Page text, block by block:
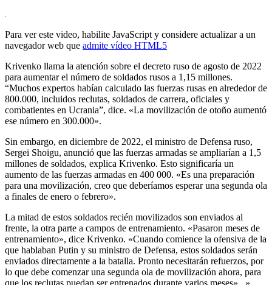
Para ver este video, habilite JavaScript y considere actualizar a un
navegador web que admite vídeo HTML5
Krivenko llama la atención sobre el decreto ruso de agosto de 2022
para aumentar el número de soldados rusos a 1,15 millones.
“Muchos expertos habían calculado las fuerzas rusas en alrededor de
800.000, incluidos reclutas, soldados de carrera, oficiales y
combatientes en Ucrania”, dice. «La movilización de otoño aumentó
ese número en 300.000».
Sin embargo, en diciembre de 2022, el ministro de Defensa ruso,
Sergei Shoigu, anunció que las fuerzas armadas se ampliarían a 1,5
millones de soldados, explica Krivenko. Esto significaría un
aumento de las fuerzas armadas en 400 000. «Es una preparación
para una movilización, creo que deberíamos esperar una segunda ola
a finales de enero o febrero».
La mitad de estos soldados recién movilizados son enviados al
frente, la otra parte a campos de entrenamiento. «Pasaron meses de
entrenamiento», dice Krivenko. «Cuando comience la ofensiva de la
que hablaban Putin y su ministro de Defensa, estos soldados serán
enviados directamente a la batalla. Pronto necesitarán refuerzos, por
lo que debe comenzar una segunda ola de movilización ahora, para